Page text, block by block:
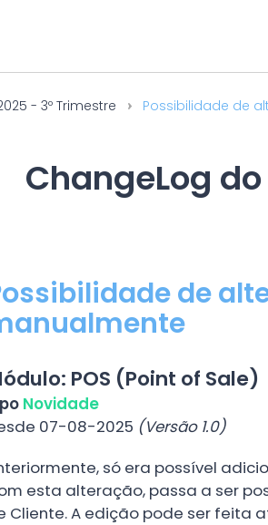
- 3º Trimestre Possibilidade de
ChangeLog
de
POS (Point of Sale)
Novidade
07-08-2025 (Versão 1.0)
só era possível
esta alteração, passa a ser
Cliente. A edição pode ser feita